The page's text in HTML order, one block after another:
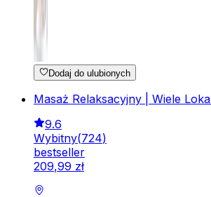
Dodaj do ulubionych
Masaż Relaksacyjny | Wiele
9.6
Wybitny(724)
bestseller
209,99 zł